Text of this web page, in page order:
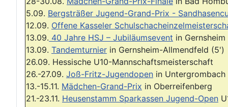
5.09. Bergsträßer Jugend-Grand-Prix -
12.09. Offene Kasseler
13.09. 40 Jahre HSJ – Jubiläumsevent in Gernsheim
13.09. Tandemturnier in Gernsheim-Allmendfeld (5')
26.09. Hessische U10-Mannschaftsmeisterschaft
26.-27.09. Joß-Fritz-Jugendopen in Untergrombach
13.-15.11. Mädchen-Grand-Prix in Oberreifenberg
21.-23.11. Heusenstamm Sparkassen Jugend-Open